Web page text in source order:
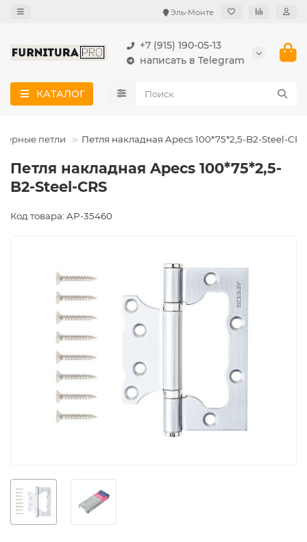
Эль-Монте
+7 (915) 190-05-13
написать в Telegram
КАТАЛОГ
петли Петля накладная Apecs 100*75*2,5-B2-Steel-CRS
Петля накладная Apecs 100*75*2,5-
B2-Steel-CRS
Код товара: AP-35460